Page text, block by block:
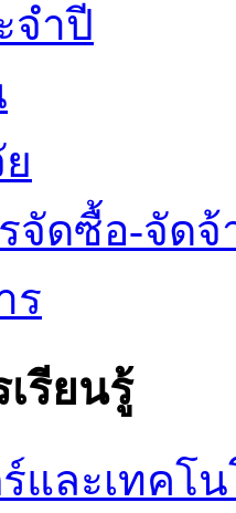
จำปี
จัดซื้อ-จัดจ้
ร
รียนรู้
และเทคโ